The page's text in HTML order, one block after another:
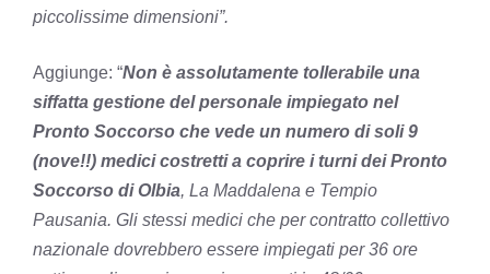
piccolissime dimensioni”.
Aggiunge: “Non è assolutamente tollerabile una
siffatta gestione del personale impiegato nel
Pronto Soccorso che vede un numero di soli 9
(nove!!) medici costretti a coprire i turni dei Pronto
Soccorso di Olbia, La Maddalena e Tempio
Pausania. Gli stessi medici che per contratto collettivo
nazionale dovrebbero essere impiegati per 36 ore